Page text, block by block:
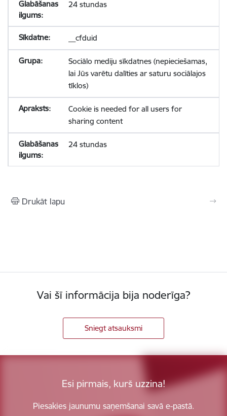
24 stundas
__cfduid
Sociālo mediju sīkdatnes (nepieciešamas,
lai Jūs varētu dalīties ar saturu sociālajos
tīklos)
Cookie is needed for all users for
sharing content
24 stundas
Drukāt lapu
Vai šī informācija bija noderīga?
Sniegt atsauksmi
Esi pirmais, kurš uzzina!
Piesakies jaunumu saņemšanai savā e-pastā.